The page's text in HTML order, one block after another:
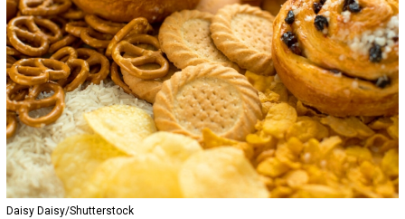
Daisy Daisy/Shutterstock